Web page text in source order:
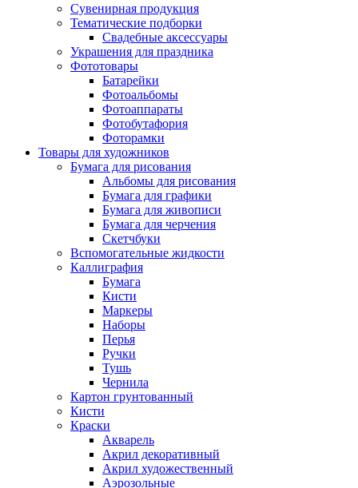
Сувенирная продукция
Тематические подборки
Свадебные аксессуары
Украшения для праздника
Фототовары
Батарейки
Фотоальбомы
Фотоаппараты
Фотобутафория
Фоторамки
Товары для художников
Бумага для рисования
Альбомы для рисования
Бумага для графики
Бумага для живописи
Бумага для черчения
Скетчбуки
Вспомогательные жидкости
Каллиграфия
Бумага
Кисти
Маркеры
Наборы
Перья
Ручки
Тушь
Чернила
Картон грунтованный
Кисти
Краски
Акварель
Акрил декоративный
Акрил художественный
Аэрозольные